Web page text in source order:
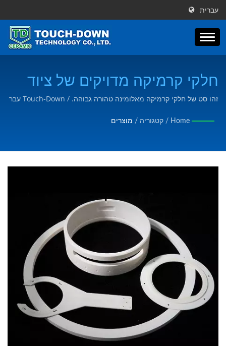
עברית
חלקי קרמיקה מדויקים של ציוד
תהליך חצי מוליך | מעל 30 שנה
יצרן מתקדם של חלקי קרמיקה
זהו סט של חלקי קרמיקה מאלומינה טהורה גבוהה. / Touch-Down עבר
לשרטוטים או הצרכים של הלקוח.
Home
/ קטגוריה / מוצרים